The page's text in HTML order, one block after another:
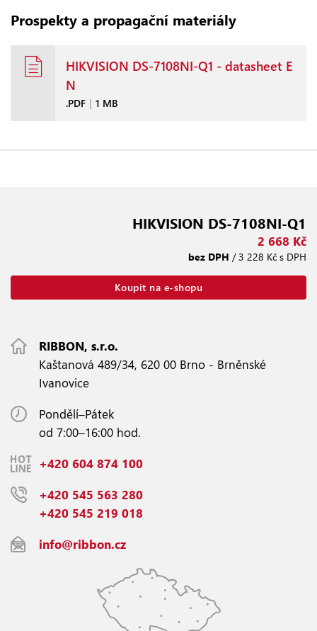
Prospekty a propagační materiály
HIKVISION DS-7108NI-Q1 - datasheet E
N
.PDF | 1 MB
HIKVISION DS-7108NI-Q1
2 668 Kč
bez DPH / 3 228 Kč s DPH
Koupit na e-shopu
RIBBON, s.r.o.
Kaštanová 489/34, 620 00 Brno - Brněnské
Ivanovice
Pondělí–Pátek
od 7:00–16:00 hod.
+420 604 874 100
+420 545 563 280
+420 545 219 018
info@ribbon.cz